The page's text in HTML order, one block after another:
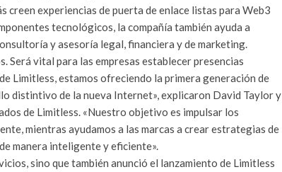
creen experiencias de puerta de enlace listas para Web3
tecnológicos, la compañía también ayuda a
y asesoría legal, financiera y de marketing.
Será vital para las empresas establecer presencias
Limitless, estamos ofreciendo la primera generación de
distintivo de la nueva Internet», explicaron David Taylory
de Limitless. «Nuestro objetivo es impulsar los
mientras ayudamos a las marcas a crear estrategias de
manera inteligente y eficiente».
sino que también anunció el lanzamiento de Limitless